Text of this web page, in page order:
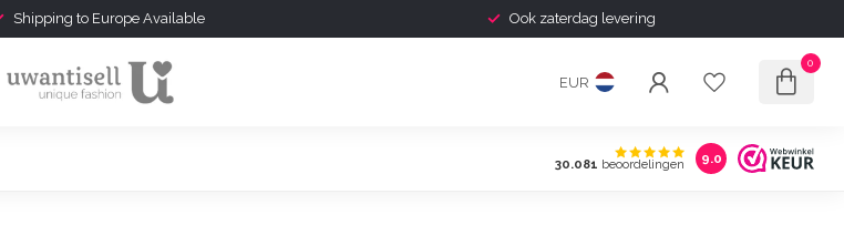
Shipping to Europe Available Ook zaterdag levering
EUR
0
30.081 beoordelingen 9.0